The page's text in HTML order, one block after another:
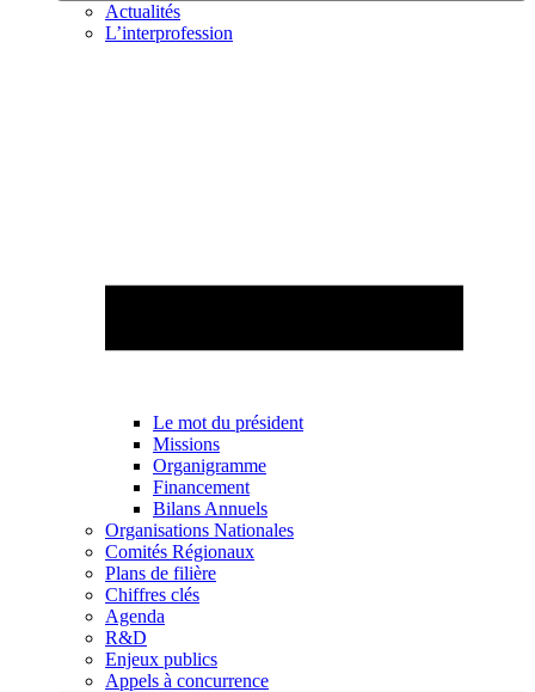
Actualités
L’interprofession
Le mot du président
Missions
Organigramme
Financement
Bilans Annuels
Organisations Nationales
Comités Régionaux
Plans de filière
Chiffres clés
Agenda
R&D
Enjeux publics
Appels à concurrence